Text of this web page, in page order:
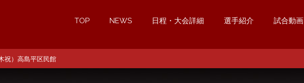
TOP NEWS 日程・大会詳細 選手紹介 試合動画
祝）高島平区民館